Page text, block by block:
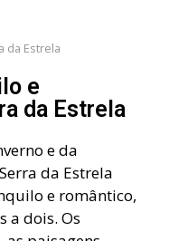
da Estrela
e
da Estrela
e da
da Estrela
e romântico,
a dois. Os